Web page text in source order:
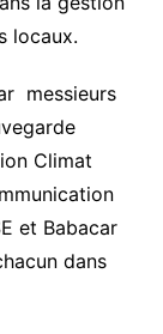
locaux.
messieurs
Climat
et Babacar
dans